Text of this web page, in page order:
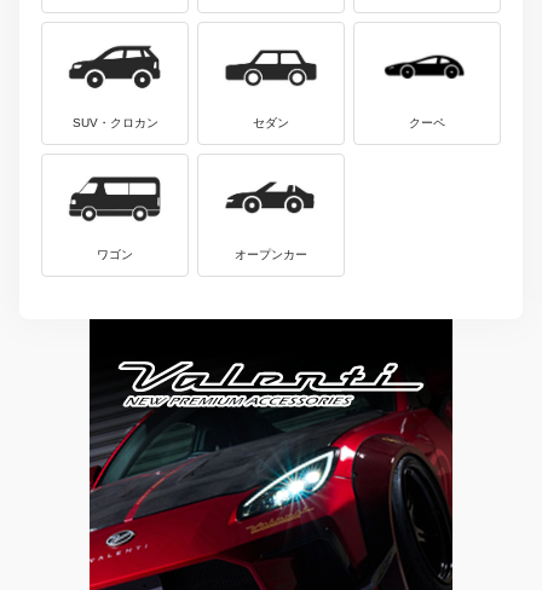
SUV・クロカン セダン クーペ
ワゴン オープンカー